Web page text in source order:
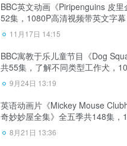
BBC英文动画《Piripenguins 皮里
52集，1080P高清视频带英文字
网盘下载！
11月17日 14:15
BBC寓教于乐儿童节目《Dog
共55集，了解不同类型工作犬，
视频带英文字幕，百度云网盘下载！
9月24日 13:19
英语动画片《Mickey Mouse
奇妙妙屋全集》全五季共148集，
视频带英文字幕，带配套音频MP3
网盘下载！
8月21日 13:36